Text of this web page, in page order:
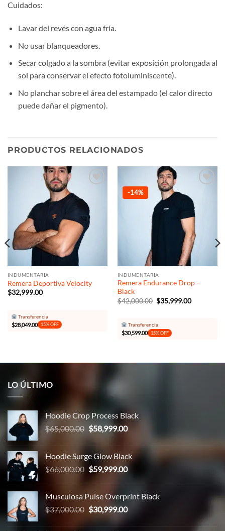
Cuidados:
Lavar del revés con agua fría.
No usar blanqueadores.
Secar colgado a la sombra (evitar exposición prolongada al
sol para conservar el efecto fotoluminiscente).
No planchar sobre el área del estampado (el calor directo
puede dañar el pigmento).
PRODUCTOS RELACIONADOS
lista de
deseos
INDUMENTARIA
Remera Deportiva Velocity
$32,999.00
Transferencia
$28,049.00 15% OFF
-14%
deseos
INDUMENTARIA
Remera Endurance Drop –
Black
$42,000.00 El
precio
$42,000.00.
$35,999.00El
Transferencia
$30,599.00 15% OFF
LO ÚLTIMO
Hoodie Crop Process Black
$65,000.00 El
original
era:
$65,000.00.
$58,999.00El
actual
es:
$58,999.00.
Hoodie Surge Glow Black
$66,000.00 El
era:
$66,000.00.
$59,999.00El
es:
$59,999.00.
Musculosa Pulse Overprint Black
$37,000.00 El
precio
$30,999.00El